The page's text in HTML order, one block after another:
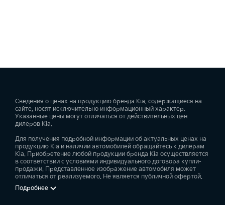
Сведения о ценах на продукцию бренда Kia, содержащиеся на
сайте, носят исключительно информационный характер.
Указанные цены могут отличаться от действительных цен
дилеров Kia.
Для получения подробной информации об актуальных ценах на
продукцию Kia и наличии автомобилей обращайтесь к дилерам
Kia. Приобретение любой продукции бренда Kia осуществляется
в соответствии с условиями индивидуального договора купли-
продажи. Представленное изображение автомобиля может
отличаться от реализуемого. Не является публичной офертой.
Подробнее